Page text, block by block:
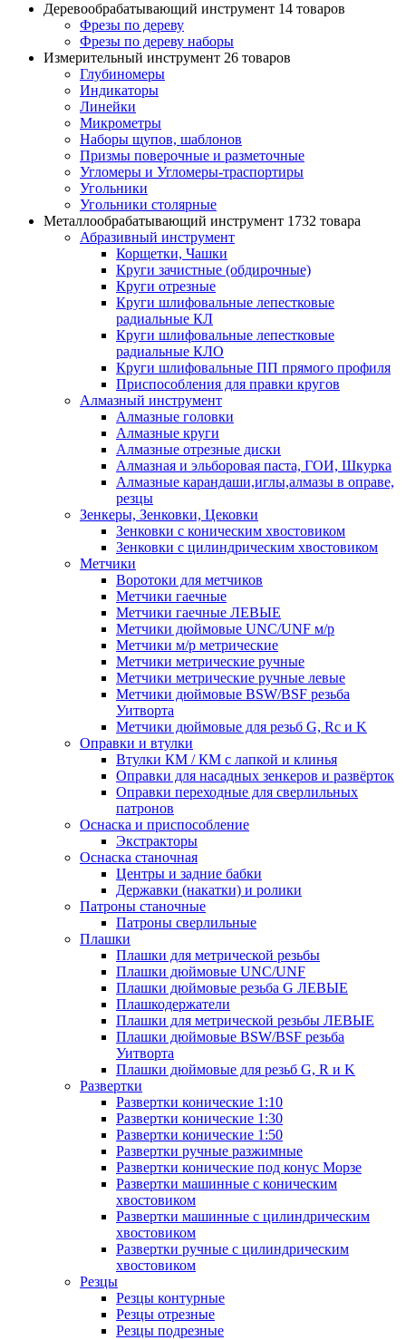
Деревообрабатывающий инструмент 14 товаров
Фрезы по дереву
Фрезы по дереву наборы
Измерительный инструмент 26 товаров
Глубиномеры
Индикаторы
Линейки
Микрометры
Наборы щупов, шаблонов
Призмы поверочные и разметочные
Угломеры и Угломеры-траспортиры
Угольники
Угольники столярные
Металлообрабатывающий инструмент 1732 товара
Абразивный инструмент
Корщетки, Чашки
Круги зачистные (обдирочные)
Круги отрезные
Круги шлифовальные лепестковые
радиальные КЛ
Круги шлифовальные лепестковые
радиальные КЛО
Круги шлифовальные ПП прямого профиля
Приспособления для правки кругов
Алмазный инструмент
Алмазные головки
Алмазные круги
Алмазные отрезные диски
Алмазная и эльборовая паста, ГОИ, Шкурка
Алмазные карандаши,иглы,алмазы в оправе,
резцы
Зенкеры, Зенковки, Цековки
Зенковки с коническим хвостовиком
Зенковки с цилиндрическим хвостовиком
Метчики
Воротоки для метчиков
Метчики гаечные
Метчики гаечные ЛЕВЫЕ
Метчики дюймовые UNC/UNF м/р
Метчики м/р метрические
Метчики метрические ручные
Метчики метрические ручные левые
Метчики дюймовые BSW/BSF резьба
Уитворта
Метчики дюймовые для резьб G, Rc и K
Оправки и втулки
Втулки КМ / КМ с лапкой и клинья
Оправки для насадных зенкеров и развёрток
Оправки переходные для сверлильных
патронов
Оснаска и приспособление
Экстракторы
Оснаска станочная
Центры и задние бабки
Державки (накатки) и ролики
Патроны станочные
Патроны сверлильные
Плашки
Плашки для метрической резьбы
Плашки дюймовые UNC/UNF
Плашки дюймовые резьба G ЛЕВЫЕ
Плашкодержатели
Плашки для метрической резьбы ЛЕВЫЕ
Плашки дюймовые BSW/BSF резьба
Уитворта
Плашки дюймовые для резьб G, R и K
Развертки
Развертки конические 1:10
Развертки конические 1:30
Развертки конические 1:50
Развертки ручные разжимные
Развертки конические под конус Морзе
Развертки машинные с коническим
хвостовиком
Развертки машинные с цилиндрическим
хвостовиком
Развертки ручные с цилиндрическим
хвостовиком
Резцы
Резцы контурные
Резцы отрезные
Резцы подрезные